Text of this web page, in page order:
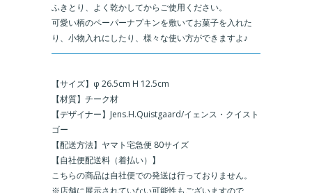
ふきとり、よく乾かしてからご使用ください。
可愛い柄のペーパーナプキンを敷いてお菓子を入れた
り、小物入れにしたり、様々な使い方ができますよ♪
【サイズ】φ 26.5cm H 12.5cm
【材質】チーク材
【デザイナー】Jens.H.Quistgaard/イェンス・クイスト
ゴー
【配送方法】ヤマト宅急便 80サイズ
【自社便配送料（着払い）】
こちらの商品は自社便での発送は行っておりません。
※店舗に展示されていない可能性もございますので、